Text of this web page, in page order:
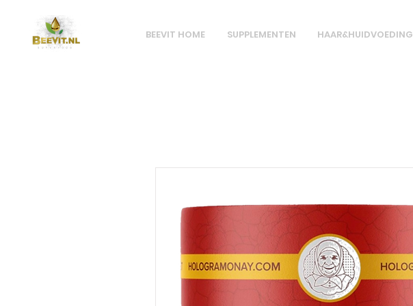
BEEVIT HOME SUPPLEMENTEN HAAR&HUIDVOEDING